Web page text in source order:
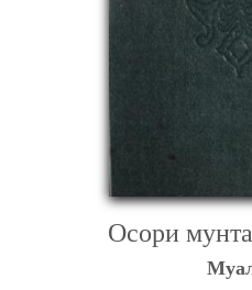
Осори